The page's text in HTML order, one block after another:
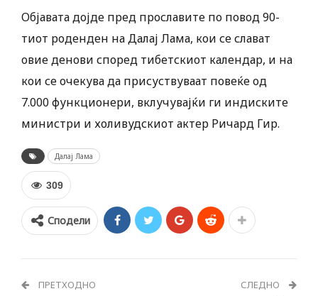
Објавата дојде пред прославите по повод 90-
тиот роденден на Далај Лама, кои се слават
овие денови според тибетскиот календар, и на
кои се очекува да присуствуваат повеќе од
7.000 функционери, вклучувајќи ги индиските
министри и холивудскиот актер Ричард Гир.
Далај Лама
309
Сподели
ПРЕТХОДНО СЛЕДНО